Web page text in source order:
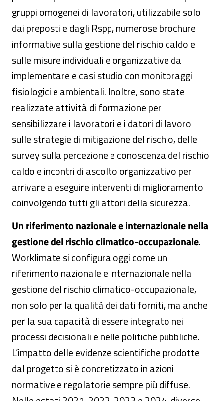
gruppi omogenei di lavoratori, utilizzabile solo
dai preposti e dagli Rspp, numerose brochure
informative sulla gestione del rischio caldo e
sulle misure individuali e organizzative da
implementare e casi studio con monitoraggi
fisiologici e ambientali. Inoltre, sono state
realizzate attività di formazione per
sensibilizzare i lavoratori e i datori di lavoro
sulle strategie di mitigazione del rischio, delle
survey sulla percezione e conoscenza del rischio
caldo e incontri di ascolto organizzativo per
arrivare a eseguire interventi di miglioramento
coinvolgendo tutti gli attori della sicurezza.
Un riferimento nazionale e internazionale nella
gestione del rischio climatico-occupazionale.
Worklimate si configura oggi come un
riferimento nazionale e internazionale nella
gestione del rischio climatico-occupazionale,
non solo per la qualità dei dati forniti, ma anche
per la sua capacità di essere integrato nei
processi decisionali e nelle politiche pubbliche.
L’impatto delle evidenze scientifiche prodotte
dal progetto si è concretizzato in azioni
normative e regolatorie sempre più diffuse.